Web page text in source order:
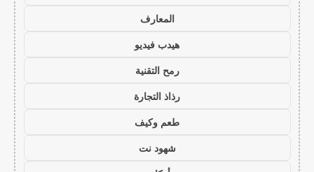
المعارف
هيدب فيديو
رمح التقنية
رذاذ التجارة
طعم وكيف
شهود نت